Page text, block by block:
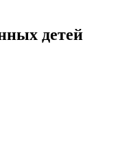
детей